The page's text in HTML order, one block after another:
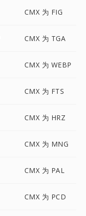
CMX 为 FIG
CMX 为 TGA
CMX 为 WEBP
CMX 为 FTS
CMX 为 HRZ
CMX 为 MNG
CMX 为 PAL
CMX 为 PCD